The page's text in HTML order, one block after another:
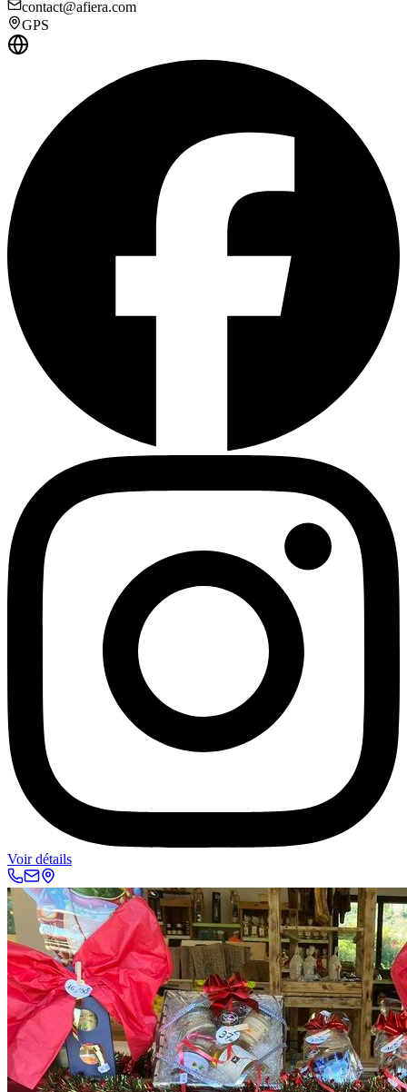
contact@afiera.com
GPS
Voir détails